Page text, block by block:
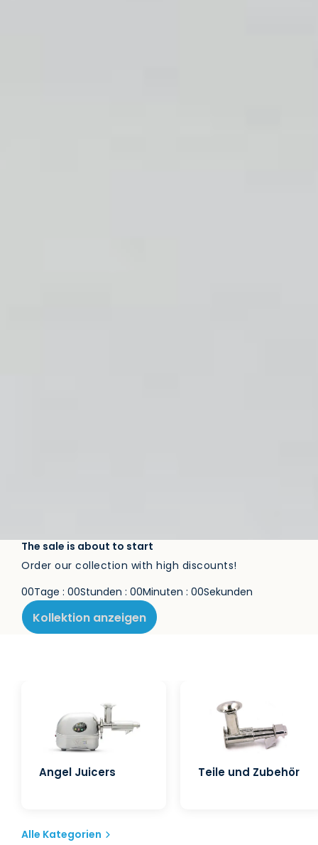
The sale is about to start
Order our collection with high discounts!
00Tage : 00Stunden : 00Minuten : 00Sekunden
Kollektion anzeigen
Angel Juicers Teile und Zubehör
Alle Kategorien